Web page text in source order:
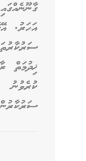
އަހަރު.
ޚިދުމަތް